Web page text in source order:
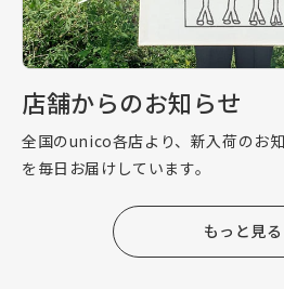
店舗からのお知らせ
全国のunico各店より、新入荷のお
を毎日お届けしています。
もっと見る